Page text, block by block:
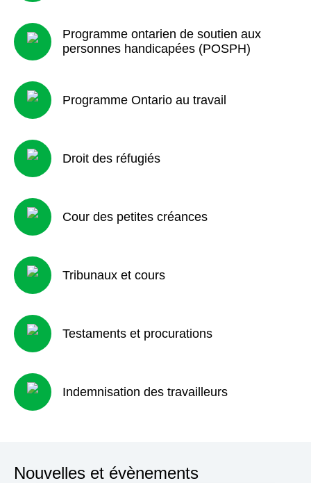
Programme ontarien de soutien aux
personnes handicapées (POSPH)
Programme Ontario au travail
Droit des réfugiés
Cour des petites créances
Tribunaux et cours
Testaments et procurations
Indemnisation des travailleurs
Nouvelles et évènements